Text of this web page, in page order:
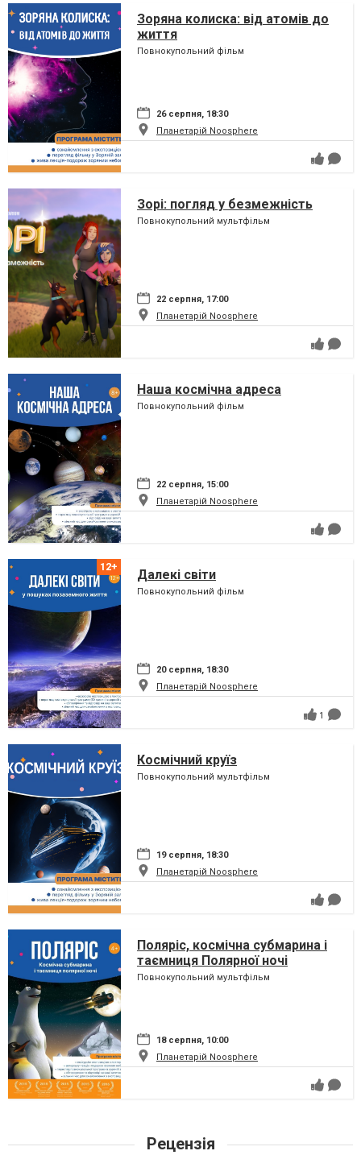
Зоряна колиска: від атомів до
життя
Повнокупольний фільм
26 серпня, 18:30
Планетарій Noosphere
Зорі: погляд у безмежність
Повнокупольний мультфільм
22 серпня, 17:00
Планетарій Noosphere
Наша космічна адреса
Повнокупольний фільм
22 серпня, 15:00
Планетарій Noosphere
Далекі світи
Повнокупольний фільм
20 серпня, 18:30
Планетарій Noosphere
1
Космічний круїз
Повнокупольний мультфільм
19 серпня, 18:30
Планетарій Noosphere
Поляріс, космічна субмарина і
таємниця Полярної ночі
Повнокупольний мультфільм
18 серпня, 10:00
Планетарій Noosphere
Рецензія